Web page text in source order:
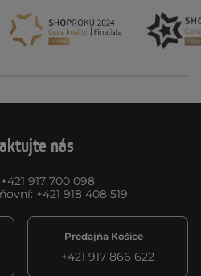
nás
+421 917 700 098
: +421 918 408 519
Predajňa Košice
+421 917 866 622